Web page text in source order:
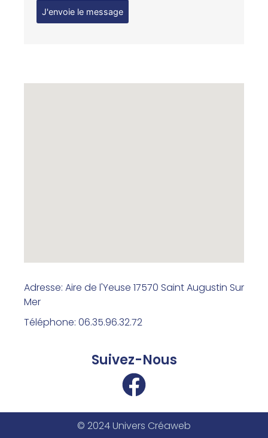
Adresse: Aire de l'Yeuse 17570 Saint Augustin Sur
Mer
Téléphone: 06.35.96.32.72
Suivez-Nous
© 2024 Univers Créaweb